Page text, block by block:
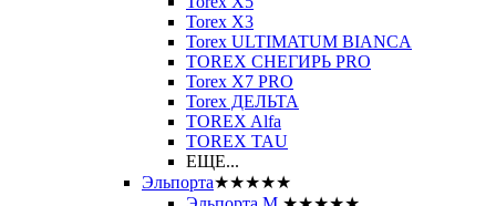
Torex Х3
Torex ULTIMATUM BIANCA
TOREX СНЕГИРЬ PRO
Torex X7 PRO
Torex ДЕЛЬТА
TOREX Alfa
TOREX TAU
ЕЩЕ...
Эльпорта★★★★★